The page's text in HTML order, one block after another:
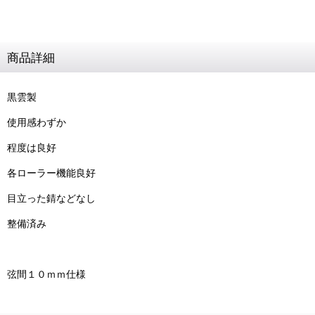
商品詳細
黒雲製
使用感わずか
程度は良好
各ローラー機能良好
目立った錆などなし
整備済み
弦間１０ｍｍ仕様